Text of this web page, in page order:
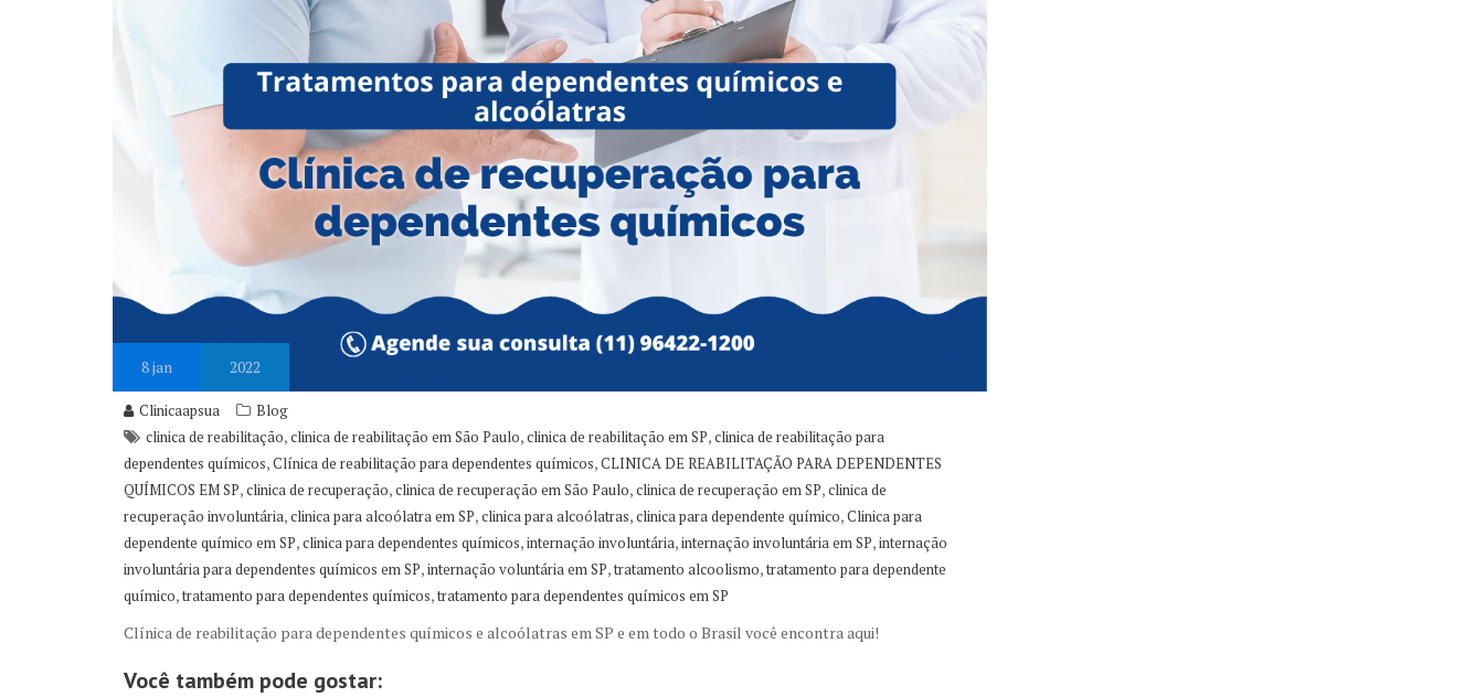
8jan 2022
Clinicaapsua
Blog
clinica de reabilitação,clinica de reabilitação em São Paulo,clinica de reabilitação em SP,clinica de reabilitação para
dependentes químicos,Clínica de reabilitação para dependentes químicos,CLINICA DE REABILITAÇÃO PARA DEPENDENTES
QUÍMICOS EM SP,clinica de recuperação,clinica de recuperação em São Paulo,clinica de recuperação em SP,clinica de
recuperação involuntária,clinica para alcoólatra em SP,clinica para alcoólatras,clinica para dependente químico,Clinica para
dependente químico em SP,clinica para dependentes químicos,internação involuntária,internação involuntária em SP,internação
involuntária para dependentes químicos em SP,internação voluntária em SP,tratamento alcoolismo,tratamento para dependente
químico,tratamento para dependentes químicos,tratamento para dependentes químicos em SP
Clínica de reabilitação para dependentes químicos e alcoólatras em SP e em todo o Brasil você encontra aqui!
Você também pode gostar: